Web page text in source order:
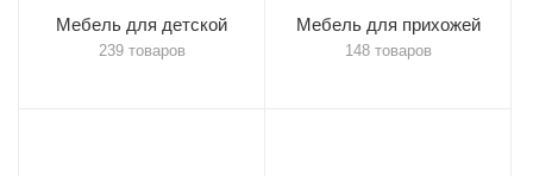
Мебель для детской
239 товаров
Мебель для прихожей
148 товаров